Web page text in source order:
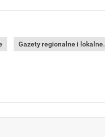
Gazety regionalne i lokalne.